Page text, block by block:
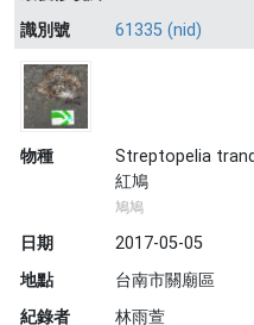
識別號
61335 (nid)
物種
Streptopelia
紅鳩
鳩鳩
日期
2017-05-05
地點
台南市關廟區
紀錄者
林雨萱